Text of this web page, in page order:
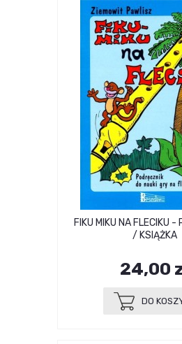
FIKU MIKU NA FLECIKU -
/ KSIĄŻKA
24,00
DO